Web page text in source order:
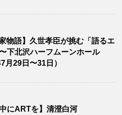
物語】久世孝臣が挑む「語るエ
下北沢ハーフムーンホール
7月29日〜31日）
中にARTを】清澄白河